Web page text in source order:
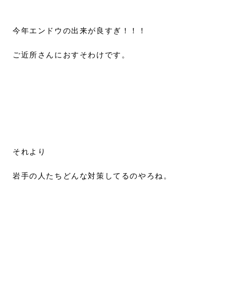
今年エンドウの出来が良すぎ！！！
ご近所さんにおすそわけです。
それより
岩手の人たちどんな対策してるのやろね。